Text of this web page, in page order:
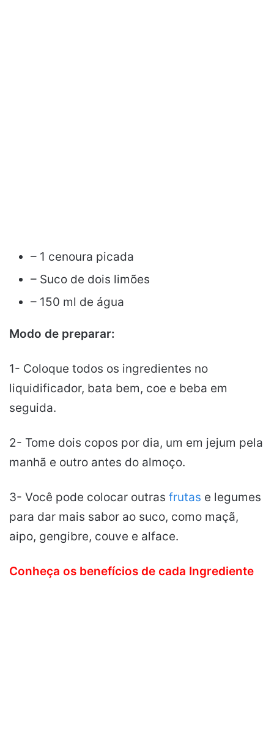
– 1 cenoura picada
– Suco de dois limões
– 150 ml de água
Modo de preparar:
1- Coloque todos os ingredientes no
liquidificador, bata bem, coe e beba em
seguida.
2- Tome dois copos por dia, um em jejum pela
manhã e outro antes do almoço.
3- Você pode colocar outras frutas e legumes
para dar mais sabor ao suco, como maçã,
aipo, gengibre, couve e alface.
Conheça os benefícios de cada Ingrediente